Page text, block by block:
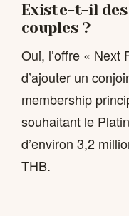
Existe-t-il
couples ?
Oui, l’offre « Next
d’ajouter un
membership
souhaitant le
d’environ 3,2
THB.